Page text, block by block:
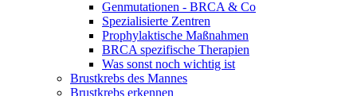
Genmutationen - BRCA & Co
Spezialisierte Zentren
Prophylaktische Maßnahmen
BRCA spezifische Therapien
Was sonst noch wichtig ist
Brustkrebs des Mannes
Brustkrebs erkennen